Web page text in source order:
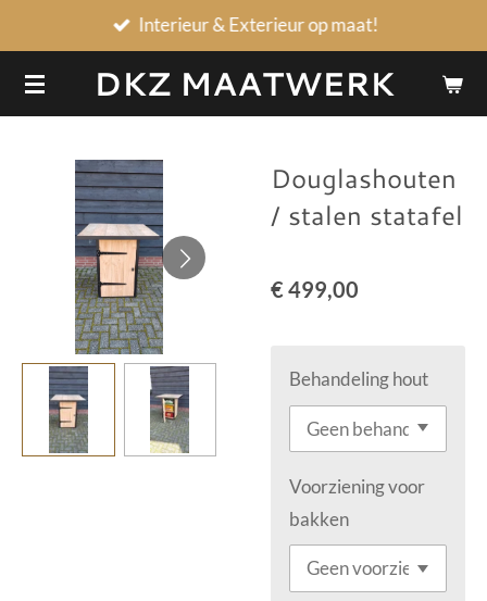
direct
naar
de
hoofdinhoud
DKZ MAATWERK
Interieur & Exterieur op maat!
Douglashouten
/ stalen statafel
€ 499,00
Behandeling hout
Voorziening voor
bakken